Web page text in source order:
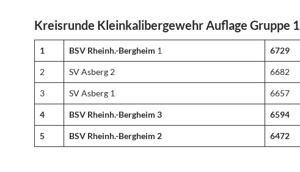
Kreisrunde Kleinkalibergewehr Auflage Gruppe 1
1 BSV Rheinh.-Bergheim 1 6729
2 SV Asberg 2 6682
3 SV Asberg 1 6657
4 BSV Rheinh.-Bergheim 3 6594
5 BSV Rheinh.-Bergheim 2 6472